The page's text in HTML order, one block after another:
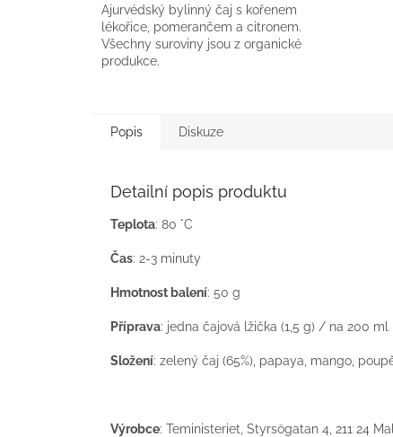
Ajurvédský bylinný čaj s kořenem
lékořice, pomerančem a citronem.
Všechny suroviny jsou z organické
produkce.
Popis Diskuze
Detailní popis produktu
Teplota: 80 °C
Čas: 2-3 minuty
Hmotnost balení: 50 g
Příprava: jedna čajová lžička (1,5 g) / na 200 ml
Složení: zelený čaj (65%), papaya, mango,
Výrobce: Teministeriet, Styrsögatan 4, 211 24